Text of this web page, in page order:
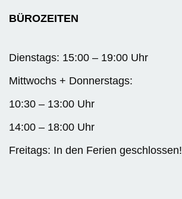
BÜROZEITEN
Dienstags: 15:00 – 19:00 Uhr
Mittwochs + Donnerstags:
10:30 – 13:00 Uhr
14:00 – 18:00 Uhr
Freitags: In den Ferien geschlossen!